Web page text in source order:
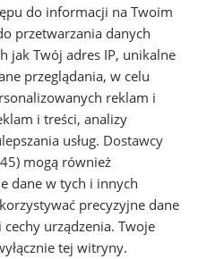
do informacji na Twoim
przetwarzania danych
jak Twój adres IP, unikalne
przeglądania, w celu
reklam i
i treści, analizy
usług. Dostawcy
mogą również
dane w tych i innych
precyzyjne dane
urządzenia. Twoje
tej witryny.